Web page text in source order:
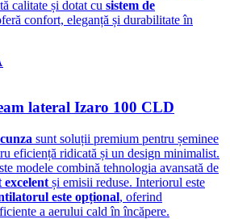
calitate și dotat cu sistem de
confort, eleganță și durabilitate în
lateral Izaro 100 CLD
sunt soluții premium pentru șeminee
eficiență ridicată și un design minimalist.
modele combină tehnologia avansată de
și emisii reduse. Interiorul este
este opțional, oferind
a aerului cald în încăpere.